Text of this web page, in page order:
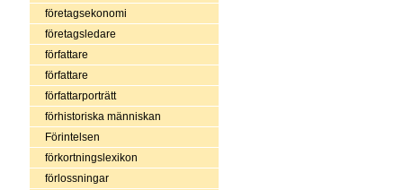
företagsekonomi
företagsledare
författare
författare
författarporträtt
förhistoriska människan
Förintelsen
förkortningslexikon
förlossningar